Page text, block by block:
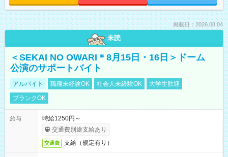
掲載日：2026.08.04
未読
＜SEKAI NO OWARI＊8月15日・16日＞ドーム
公演のサポートバイト
アルバイト 職種未経験OK 社会人未経験OK
大学生歓迎
ブランクOK
給与
時給1250円～
交通費別途支給あり
交通費 支給（規定有り）